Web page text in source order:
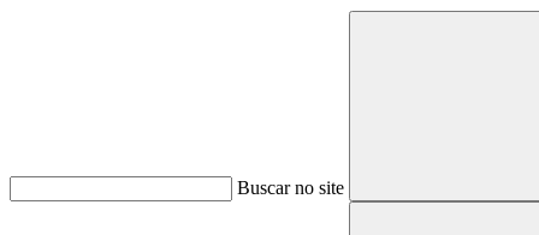
Buscar no site